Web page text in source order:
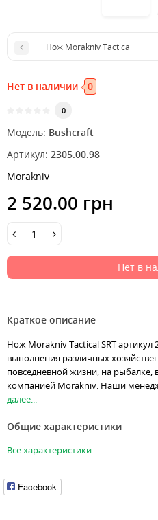
Нож Morakniv Tactical
Нет в наличии 0
0
Модель: Bushcraft
Артикул: 2305.00.98
Morakniv
2 520.00 грн
Нет в
Краткое описание
Нож Morakniv Tactical SRT артикул
выполнения различных
повседневной жизни, на рыбалке,
компанией Morakniv. Наши
далее...
Общие характеристики
Все характеристики
Facebook